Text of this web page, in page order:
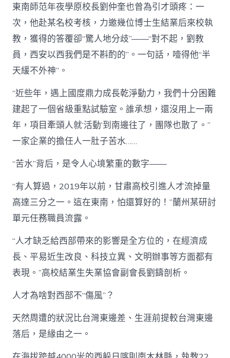
東南師范年夜學原校長劉仲奎也曾為引才頭疼：一
次，他赴某名校考核，力邀幾位博士生結業后來校執
教，獲得的答覆卻“驚人地分歧”——“對不起，劉教
員，西安以西我們是不斟酌的”。一句話，噎得他“半
天緩不外神”。
“近些年，遇上國度鼎力成長乾淨動力，我們十分困難
建起了一個省級重點試驗室。誰承想，還沒用上一兩
年，項目牽頭人就‘活動’到南邊往了，團隊也散了。”
一家企業的擔任人一肚子苦水……
“苦水”背后，是令人心境繁重的數字——
“有人算過，2019年以前，甘肅高校引進人才流掉量
高達三分之一。這在東南，怕還算好的！”蘭州某研討
單元任務職員流露。
“人才缺乏給西部帶來的影響是全方位的，在經濟成
長、平易近生改良、科技立異、文明辦事等方面都有
表現。”高校結業生失業協會副會長劉鑄剖析。
人才為啥對西部不“傷風”？
天然周遭的狀況比台灣東邊差、生涯前提較台灣東邊
落后，是緣由之一。